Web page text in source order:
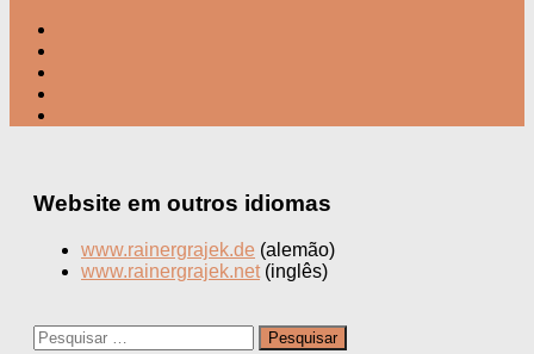
Website em outros idiomas
www.rainergrajek.de (alemão)
www.rainergrajek.net(inglês)
Pesquisar